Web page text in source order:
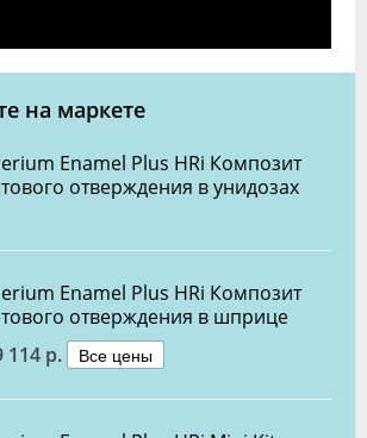
на маркете
Enamel Plus HRi Композит
отверждения в унидозах
Enamel Plus HRi Композит
отверждения в шприце
114 р. Все цены